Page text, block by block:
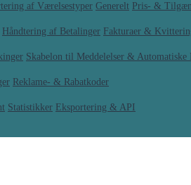
af Værelsestyper Generelt Pris- &
Håndtering af Betalinger Fakturaer &
Skabelon til Meddelelser & Automatiske
Reklame- & Rabatkoder
Statistikker Eksportering & API